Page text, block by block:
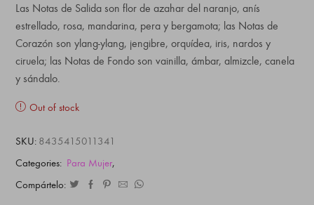
Las Notas de Salida son flor de azahar del naranjo, anís
estrellado, rosa, mandarina, pera y bergamota; las Notas de
Corazón son ylang-ylang, jengibre, orquídea, iris, nardos y
ciruela; las Notas de Fondo son vainilla, ámbar, almizcle, canela
y sándalo.
Out of stock
SKU: 8435415011341
Categories: Para Mujer,
Compártelo: